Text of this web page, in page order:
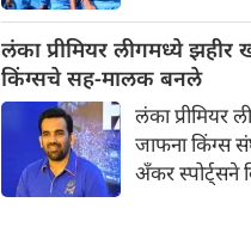
मोठा बदल
महिला संघ आता
टी२०
लंका प्रीमियर लीगमध्ये झहीर
किंग्सचे सह-मालक बनले
लंका प्रीमियर
जाफना किंग्स
अँकर